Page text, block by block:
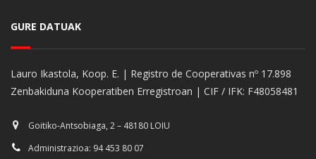
GURE DATUAK
Lauro Ikastola, Koop. E. | Registro de Cooperativas nº 17.898
Zenbakiduna Kooperatiben Erregistroan | CIF / IFK: F48058481
Goitiko-Antsobiaga, 2 – 48180 LOIU
Administrazioa: 94 453 80 07